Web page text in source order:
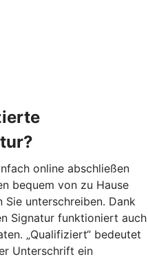
online abschließen
bequem von zu Hause
Sie unterschreiben. Dank
Signatur funktioniert auch
„Qualifiziert“ bedeutet
Unterschrift ein